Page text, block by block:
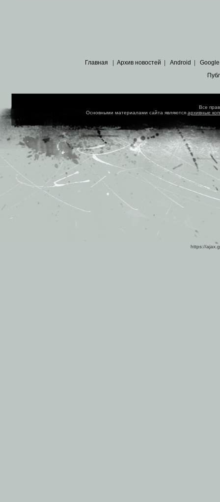
Главная Архив новостей Android Google
Все
Основными материалами сайта являются архивные
https://